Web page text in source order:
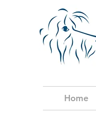
Home